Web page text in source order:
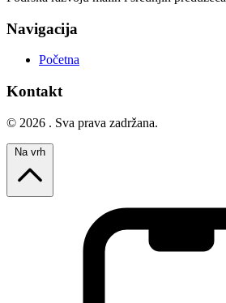
Navigacija
Početna
Kontakt
© 2026 . Sva prava zadržana.